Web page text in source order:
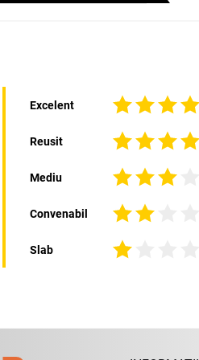
Excelent
Reusit
Mediu
Convenabil
Slab